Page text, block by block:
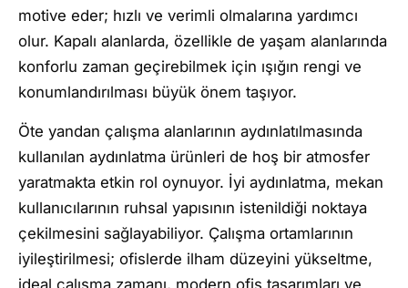
motive eder; hızlı ve verimli olmalarına yardımcı
olur. Kapalı alanlarda, özellikle de yaşam alanlarında
konforlu zaman geçirebilmek için ışığın rengi ve
konumlandırılması büyük önem taşıyor.
Öte yandan çalışma alanlarının aydınlatılmasında
kullanılan aydınlatma ürünleri de hoş bir atmosfer
yaratmakta etkin rol oynuyor. İyi aydınlatma, mekan
kullanıcılarının ruhsal yapısının istenildiği noktaya
çekilmesini sağlayabiliyor. Çalışma ortamlarının
iyileştirilmesi; ofislerde ilham düzeyini yükseltme,
ideal çalışma zamanı, modern ofis tasarımları ve